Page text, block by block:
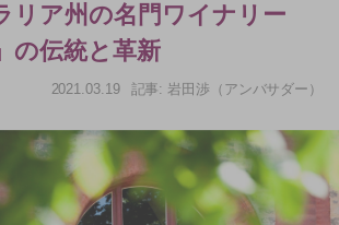
リア州の名門ワイナリー
の伝統と革新
2021.03.19 記事: 岩田渉（アンバサダー）